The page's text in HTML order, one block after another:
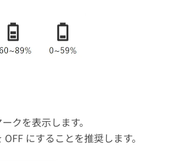
クを表示します。
にすることを推奨します。